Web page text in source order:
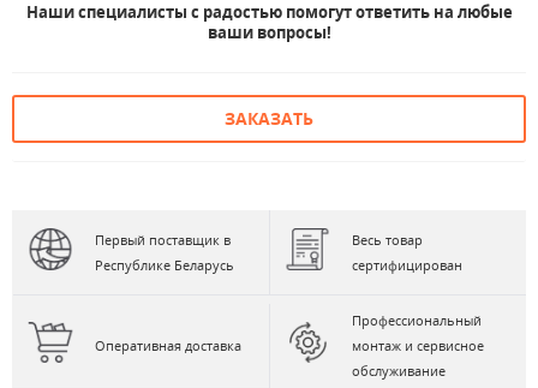
Наши специалисты с радостью помогут ответить на любые
ваши вопросы!
ЗАКАЗАТЬ
Первый поставщик в
Республике Беларусь
Весь товар
сертифицирован
Оперативная доставка
Профессиональный
монтаж и сервисное
обслуживание